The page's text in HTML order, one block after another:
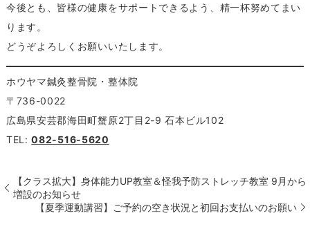
今後とも、皆様の健康をサポートできるよう、精一杯努めてまい
ります。
どうぞよろしくお願いいたします。
ホウヤマ鍼灸整骨院・整体院
〒736-0022
広島県安芸郡海田町蟹原2丁目2-9 石本ビル102
TEL:082-516-5620
【クラス拡大】身体能力UP教室＆怪我予防ストレッチ教室 9月から
増設のお知らせ
【夏季運動講習】ご予約の空き状況と初回お支払いのお願い